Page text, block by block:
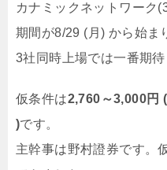
カナミックネットワーク
期間が8/29 (月) から始ま
3社同時上場では一番期
仮条件は2,760～3,000円
)です。
主幹事は野村證券です。